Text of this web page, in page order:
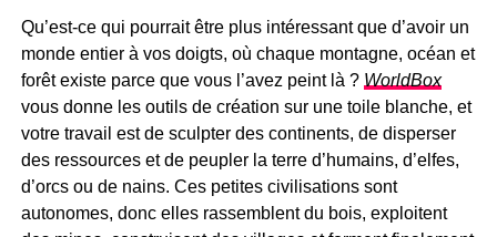
Qu’est-ce qui pourrait être plus intéressant que d’avoir un
monde entier à vos doigts, où chaque montagne, océan et
forêt existe parce que vous l’avez peint là ? WorldBox
vous donne les outils de création sur une toile blanche, et
votre travail est de sculpter des continents, de disperser
des ressources et de peupler la terre d’humains, d’elfes,
d’orcs ou de nains. Ces petites civilisations sont
autonomes, donc elles rassemblent du bois, exploitent